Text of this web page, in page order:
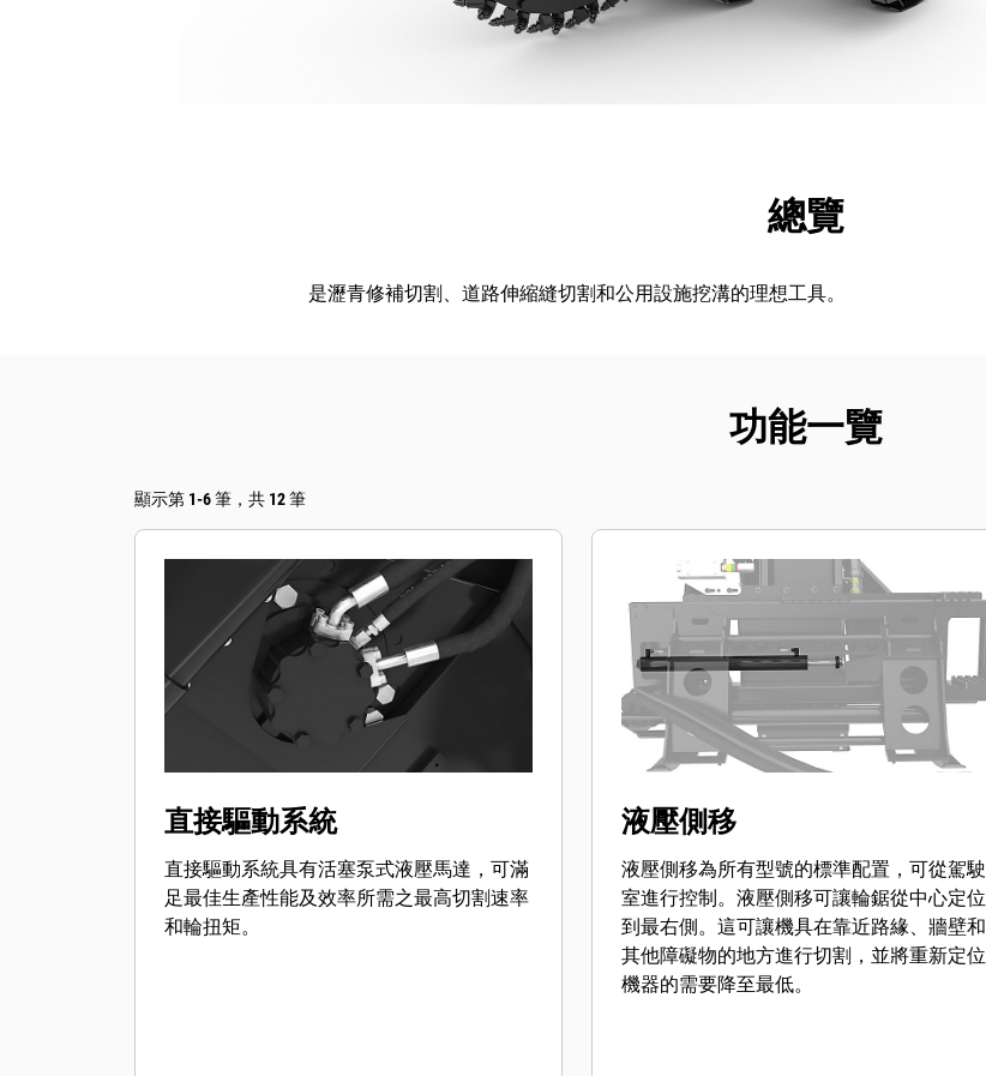
導覽總覽
是瀝青修補切割、道路伸縮縫切割和公用設施挖溝的理想工具。
功能一覽
顯示第 1-6 筆，共 12 筆
直接驅動系統
直接驅動系統具有活塞泵式液壓馬達，可滿
足最佳生產性能及效率所需之最高切割速率
和輪扭矩。
液壓側移
液壓側移為所有型號的標準配置，可從駕駛
室進行控制。液壓側移可讓輪鋸從中心定位
到最右側。這可讓機具在靠近路緣、牆壁和
其他障礙物的地方進行切割，並將重新定位
機器的需要降至最低。